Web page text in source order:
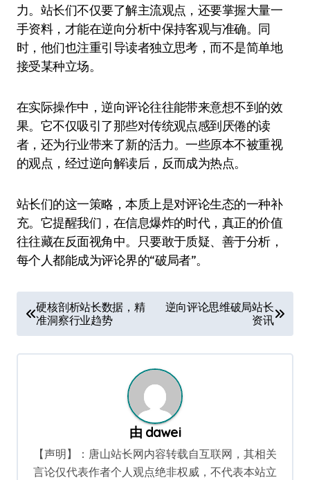
力。站长们不仅要了解主流观点，还要掌握大量一
手资料，才能在逆向分析中保持客观与准确。同
时，他们也注重引导读者独立思考，而不是简单地
接受某种立场。
在实际操作中，逆向评论往往能带来意想不到的效
果。它不仅吸引了那些对传统观点感到厌倦的读
者，还为行业带来了新的活力。一些原本不被重视
的观点，经过逆向解读后，反而成为热点。
站长们的这一策略，本质上是对评论生态的一种补
充。它提醒我们，在信息爆炸的时代，真正的价值
往往藏在反面视角中。只要敢于质疑、善于分析，
每个人都能成为评论界的“破局者”。
章
导
硬核剖析站长数据，精
准洞察行业趋势
逆向评论思维破局站长
资讯
由 dawei
【声明】：唐山站长网内容转载自互联网，其相关
言论仅代表作者个人观点绝非权威，不代表本站立